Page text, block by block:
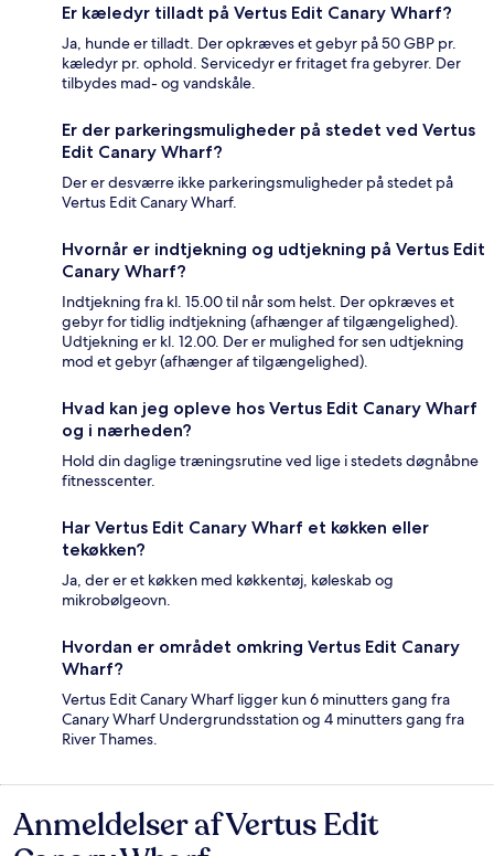
Er kæledyr tilladt på Vertus Edit Canary Wharf?
Ja, hunde er tilladt. Der opkræves et gebyr på 50 GBP pr.
kæledyr pr. ophold. Servicedyr er fritaget fra gebyrer. Der
tilbydes mad- og vandskåle.
Er der parkeringsmuligheder på stedet ved Vertus
Edit Canary Wharf?
Der er desværre ikke parkeringsmuligheder på stedet på
Vertus Edit Canary Wharf.
Hvornår er indtjekning og udtjekning på Vertus Edit
Canary Wharf?
Indtjekning fra kl. 15.00 til når som helst. Der opkræves et
gebyr for tidlig indtjekning (afhænger af tilgængelighed).
Udtjekning er kl. 12.00. Der er mulighed for sen udtjekning
mod et gebyr (afhænger af tilgængelighed).
Hvad kan jeg opleve hos Vertus Edit Canary Wharf
og i nærheden?
Hold din daglige træningsrutine ved lige i stedets døgnåbne
fitnesscenter.
Har Vertus Edit Canary Wharf et køkken eller
tekøkken?
Ja, der er et køkken med køkkentøj, køleskab og
mikrobølgeovn.
Hvordan er området omkring Vertus Edit Canary
Wharf?
Vertus Edit Canary Wharf ligger kun 6 minutters gang fra
Canary Wharf Undergrundsstation og 4 minutters gang fra
River Thames.
Anmeldelser
Anmeldelser af Vertus Edit